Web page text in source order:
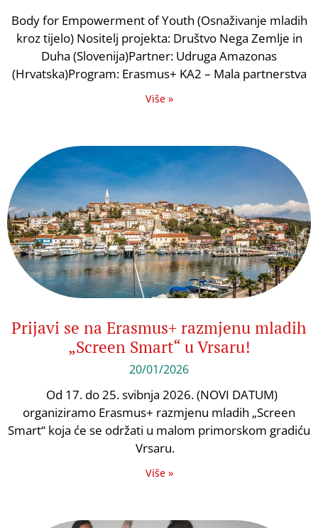
Body for Empowerment of Youth (Osnaživanje mladih
kroz tijelo) Nositelj projekta: Društvo Nega Zemlje in
Duha (Slovenija)Partner: Udruga Amazonas
(Hrvatska)Program: Erasmus+ KA2 – Mala partnerstva
Više »
Prijavi se na Erasmus+ razmjenu mladih
„Screen Smart“ u Vrsaru!
20/01/2026
Od 17. do 25. svibnja 2026. (NOVI DATUM)
organiziramo Erasmus+ razmjenu mladih „Screen
Smart“ koja će se održati u malom primorskom gradiću
Vrsaru.
Više »